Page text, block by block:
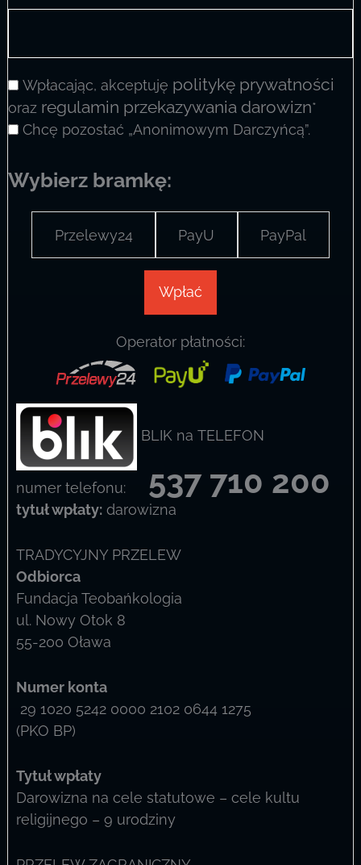
Zgody:
Wpłacając, akceptuję politykę prywatności
oraz regulamin przekazywania darowizn*
Chcę pozostać „Anonimowym Darczyńcą”.
Wybierz bramkę:
Przelewy24 PayU PayPal
Wpłać
Operator płatności:
BLIK na TELEFON
numer telefonu: 537 710 200
tytuł wpłaty:darowizna
TRADYCYJNY PRZELEW
Odbiorca
Fundacja Teobańkologia
ul. Nowy Otok 8
55-200 Oława
Numer konta
29 1020 5242 0000 2102 0644 1275
(PKO BP)
Tytuł wpłaty
Darowizna na cele statutowe – cele kultu
religijnego – 9 urodziny